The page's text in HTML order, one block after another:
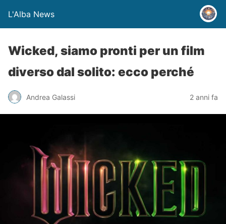
L'Alba News
Wicked, siamo pronti per un film
diverso dal solito: ecco perché
Andrea Galassi 2 anni fa